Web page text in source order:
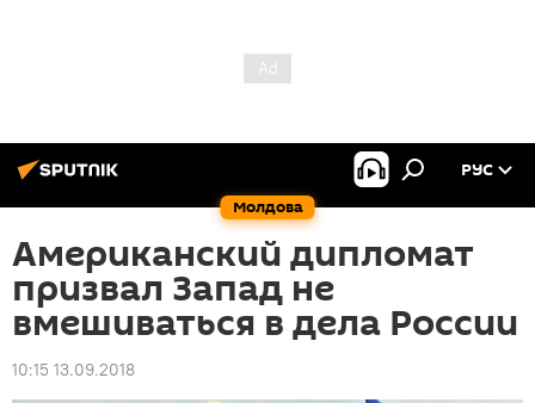
Молдова
РУС
Американский дипломат
призвал Запад не
вмешиваться в дела России
10:15 13.09.2018